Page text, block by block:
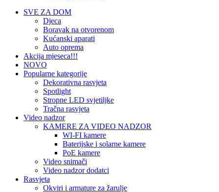
SVE ZA DOM
Djeca
Boravak na otvorenom
Kućanski aparati
Auto oprema
Akcija mjeseca!!!
NOVO
Popularne kategorije
Dekorativna rasvjeta
Spotlight
Stropne LED svjetiljke
Tračna rasvjeta
Video nadzor
KAMERE ZA VIDEO NADZOR
WI-FI kamere
Baterijske i solarne kamere
PoE kamere
Video snimači
Video nadzor dodatci
Rasvjeta
Okviri i armature za žarulje